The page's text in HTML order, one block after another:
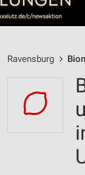
Ravensburg